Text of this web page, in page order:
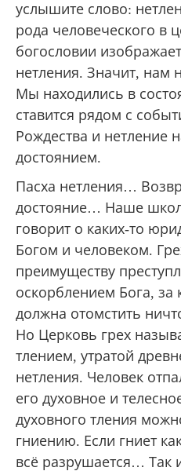
услышите слово:
рода человеческого в
богословии
нетления. Значит, нам
Мы находились в
ставится рядом с
Рождества и нетление
достоянием.
Пасха нетления…
достояние… Наше
говорит о каких-то
Богом и человеком.
преимуществу
оскорблением Бога, за
должна отомстить
Но Церковь грех
тлением, утратой
нетления. Человек
его духовное и
духовного тления
гниению. Если гниет
всё разрушается… Так